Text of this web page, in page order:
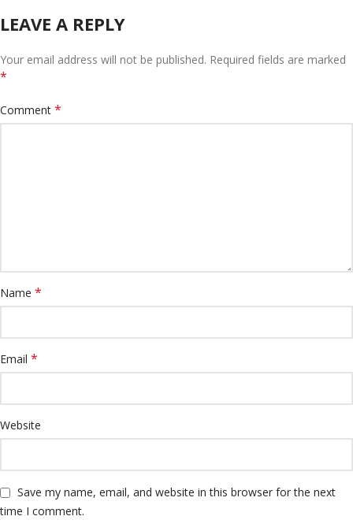
LEAVE A REPLY
Your email address will not be published. Required fields are marked
*
Comment *
Name *
Email *
Website
Save my name, email, and website in this browser for the next
time I comment.